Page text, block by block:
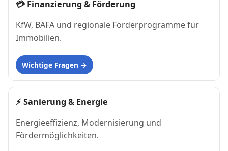
💳 Finanzierung & Förderung
KfW, BAFA und regionale Förderprogramme für
Immobilien.
Wichtige Fragen
⚡Sanierung & Energie
Energieeffizienz, Modernisierung und
Fördermöglichkeiten.